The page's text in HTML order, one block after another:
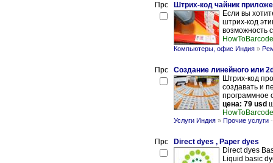
Штрих-код чайник
Если вы
штрих-код
возможность
HowToBarcode
Компьютеры, офис Индия »
Создание линейного или
Штрих-код
создавать и
программное
цена: 79 usd
HowToBarcode
Услуги Индия » Прочие услуги
Direct dyes , Paper dyes
Direct dyes
Liquid basic